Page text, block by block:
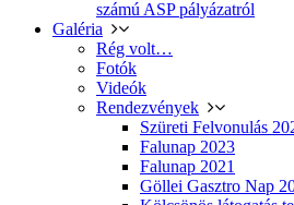
számú ASP pályázatról
Galéria
Rég volt…
Fotók
Videók
Rendezvények
Szüreti Felvonulás
Falunap 2023
Falunap 2021
Göllei Gasztro Nap